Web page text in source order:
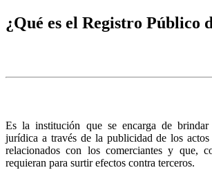
¿Qué es el Registro Público
Es la institución que se encarga de brindar
jurídica a través de la publicidad de los
relacionados con los comerciantes y que,
requieran para surtir efectos contra terceros.